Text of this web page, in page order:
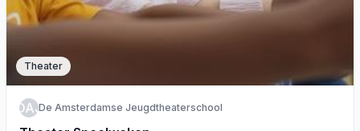
Theater
DAJDe Amsterdamse Jeugdtheaterschool